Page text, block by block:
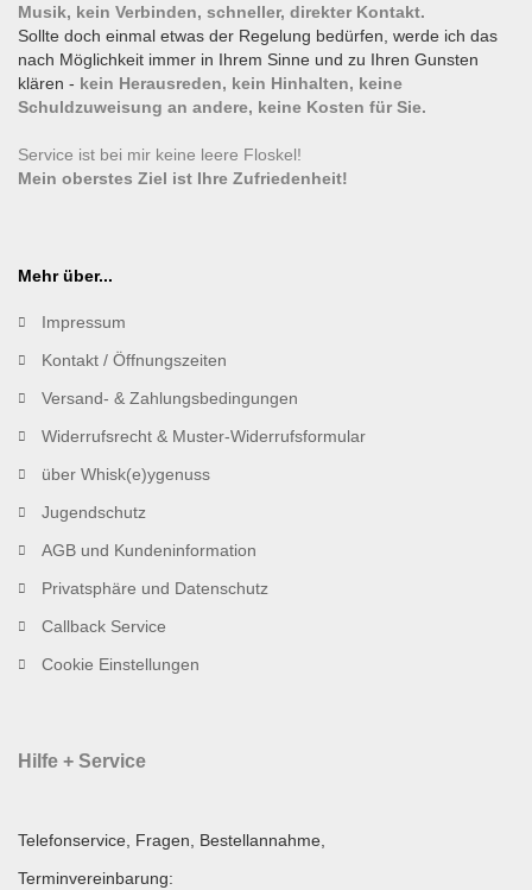
Musik, kein Verbinden, schneller, direkter Kontakt.
Sollte doch einmal etwas der Regelung bedürfen, werde ich das
nach Möglichkeit immer in Ihrem Sinne und zu Ihren Gunsten
klären - kein Herausreden, kein Hinhalten, keine
Schuldzuweisung an andere, keine Kosten für Sie.
Service ist bei mir keine leere Floskel!
Mein oberstes Ziel ist Ihre Zufriedenheit!
Mehr über...
Impressum
Kontakt / Öffnungszeiten
Versand- & Zahlungsbedingungen
Widerrufsrecht & Muster-Widerrufsformular
über Whisk(e)ygenuss
Jugendschutz
AGB und Kundeninformation
Privatsphäre und Datenschutz
Callback Service
Cookie Einstellungen
Hilfe + Service
Telefonservice, Fragen, Bestellannahme,
Terminvereinbarung: